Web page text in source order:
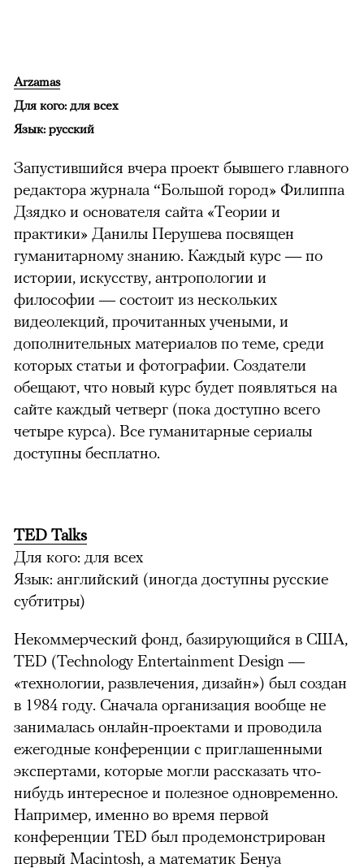
Arzamas
Для кого: для всех
Язык: русский
Запустившийся вчера проект бывшего главного
редактора журнала “Большой город» Филиппа
Дзядко и основателя сайта «Теории и
практики» Данилы Перушева посвящен
гуманитарному знанию. Каждый курс — по
истории, искусству, антропологии и
философии — состоит из нескольких
видеолекций, прочитанных учеными, и
дополнительных материалов по теме, среди
которых статьи и фотографии. Создатели
обещают, что новый курс будет появляться на
сайте каждый четверг (пока доступно всего
четыре курса). Все гуманитарные сериалы
доступны бесплатно.
TED Talks
Для кого: для всех
Язык: английский (иногда доступны русские
субтитры)
Некоммерческий фонд, базирующийся в США,
TED (Technology Entertainment Design —
«технологии, развлечения, дизайн») был создан
в 1984 году. Сначала организация вообще не
занималась онлайн-проектами и проводила
ежегодные конференции с приглашенными
экспертами, которые могли рассказать что-
нибудь интересное и полезное одновременно.
Например, именно во время первой
конференции TED был продемонстрирован
первый Macintosh, а математик Бенуа